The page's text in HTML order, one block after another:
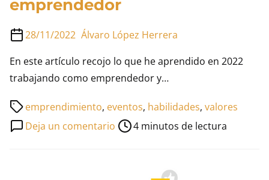
emprendedor
28/11/2022 Álvaro López Herrera
En este artículo recojo lo que he aprendido en 2022
trabajando como emprendedor y…
emprendimiento, eventos, habilidades, valores
Deja un comentario en
Tiempo
de
4 minutos de lectura